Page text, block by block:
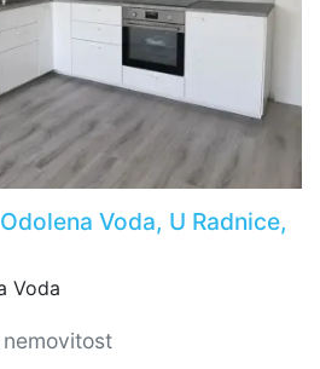
Voda, U Radnice,
Voda